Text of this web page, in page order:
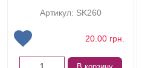
Артикул: SK260
20.00 грн.